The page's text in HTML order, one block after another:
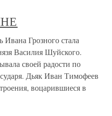
Грозного стала
Василия Шуйского.
своей радости по
Дьяк Иван Тимофеев
воцарившиеся в